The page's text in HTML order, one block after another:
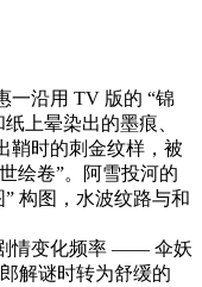
一沿用 TV 版的 “锦
上晕染出的墨痕、
鞘时的刺金纹样，被
绘卷”。阿雪投河的
构图，水波纹路与和
情变化频率 —— 伞妖
解谜时转为舒缓的